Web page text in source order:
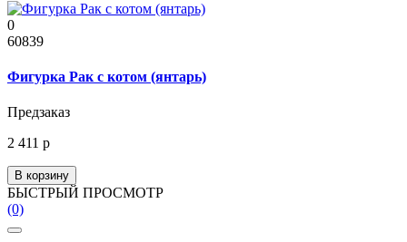
0
60839
Фигурка Рак с котом (янтарь)
Предзаказ
2 411 р
В корзину
БЫСТРЫЙ ПРОСМОТР
(0)